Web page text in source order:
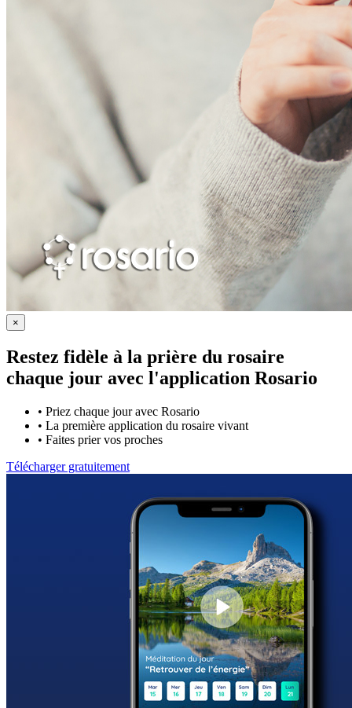
×
Restez fidèle à la prière du rosaire
chaque jour avec l'application Rosario
• Priez chaque jour avec Rosario
• La première application du rosaire vivant
• Faites prier vos proches
Télécharger gratuitement